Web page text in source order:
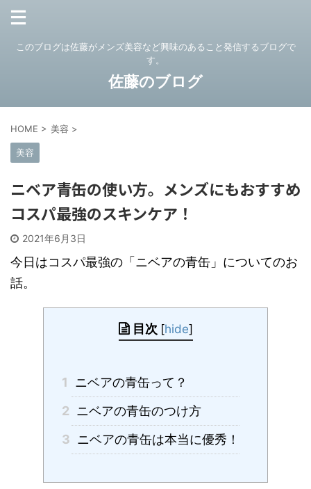
このブログは佐藤がメンズ美容など興味のあること発信するブログで
す。
佐藤のブログ
HOME > 美容 >
美容
ニベア青缶の使い方。メンズにもおすすめ
コスパ最強のスキンケア！
2021年6月3日
今日はコスパ最強の「ニベアの青缶」についてのお
話。
目次 [hide]
1
ニベアの青缶って？
2 ニベアの青缶のつけ方
3 ニベアの青缶は本当に優秀！